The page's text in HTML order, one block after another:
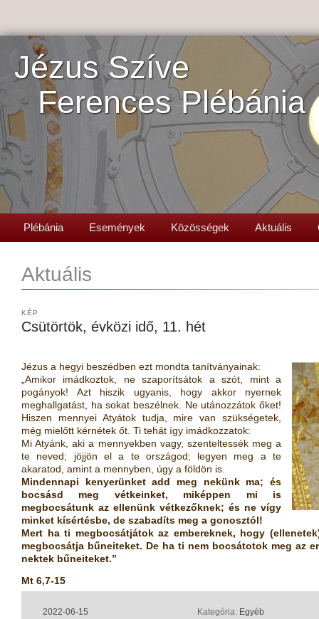
Jézus Szíve
Ferences Plébánia
Plébánia Események Közösségek Aktuális
Aktuális
Csütörtök, évközi idő, 11. hét
KÉP
Jézus a hegyi beszédben ezt mondta tanítványainak:
„Amikor imádkoztok, ne szaporítsátok a szót, mint a
pogányok! Azt hiszik ugyanis, hogy akkor nyernek
meghallgatást, ha sokat beszélnek. Ne utánozzátok őket!
Hiszen mennyei Atyátok tudja, mire van szükségetek,
még mielőtt kérnétek őt. Ti tehát így imádkozzatok:
Mi Atyánk, aki a mennyekben vagy, szenteltessék meg a
te neved; jöjjön el a te országod; legyen meg a te
akaratod, amint a mennyben, úgy a földön is.
Mindennapi kenyerünket add meg nekünk ma; és
bocsásd meg vétkeinket, miképpen mi is
megbocsátunk az ellenünk vétkezőknek; és ne vígy
minket kísértésbe, de szabadíts meg a gonosztól!
Mert ha ti megbocsátjátok az embereknek, hogy
megbocsátja bűneiteket. De ha ti nem bocsátotok meg az
nektek bűneiteket.”
Mt 6,7-15
2022-06-15 Kategória: Egyéb